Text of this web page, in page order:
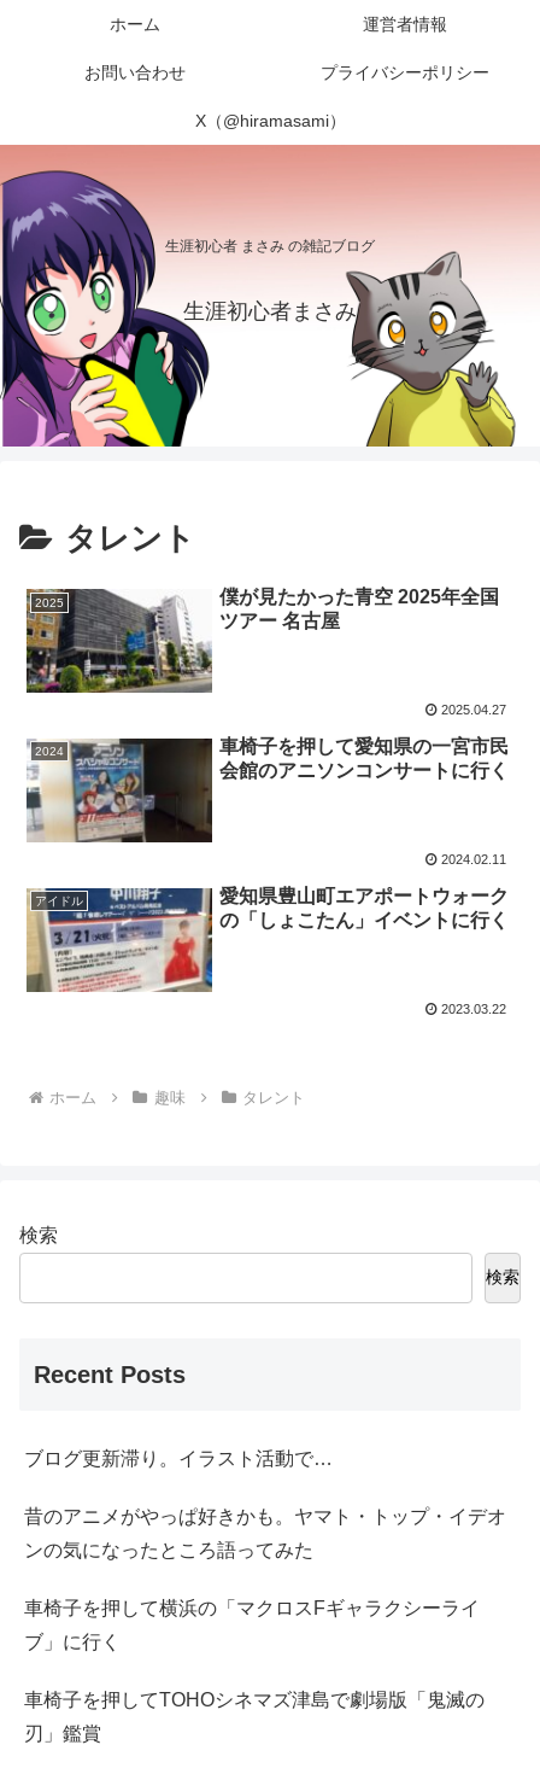
生涯初心者 まさみ の雑記ブログ
生涯初心者まさみ
ホーム 運営者情報
お問い合わせ プライバシーポリシー
X（@hiramasami）
タレント
2025
僕が見たかった青空 2025年全国
ツアー 名古屋
2025.04.27
2024
車椅子を押して愛知県の一宮市民
会館のアニソンコンサートに行く
2024.02.11
アイドル
愛知県豊山町エアポートウォーク
の「しょこたん」イベントに行く
2023.03.22
ホーム 趣味 タレント
検索
検索
Recent Posts
ブログ更新滞り。イラスト活動で…
昔のアニメがやっぱ好きかも。ヤマト・トップ・イデオ
ンの気になったところ語ってみた
車椅子を押して横浜の「マクロスFギャラクシーライ
ブ」に行く
車椅子を押してTOHOシネマズ津島で劇場版「鬼滅の
刃」鑑賞